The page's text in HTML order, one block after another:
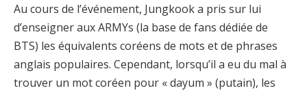
Au cours de l’événement, Jungkook a pris sur lui
d’enseigner aux ARMYs (la base de fans dédiée de
BTS) les équivalents coréens de mots et de phrases
anglais populaires. Cependant, lorsqu’il a eu du mal à
trouver un mot coréen pour « dayum » (putain), les